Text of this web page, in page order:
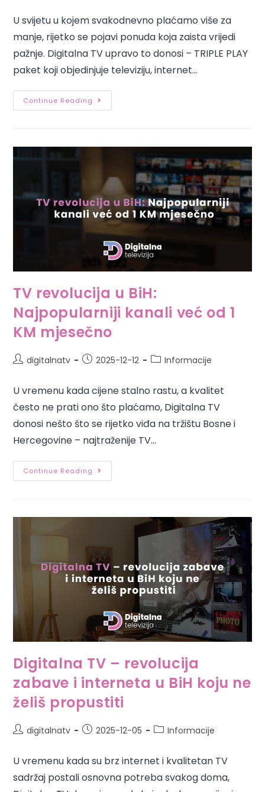
U svijetu u kojem svakodnevno plaćamo više za
manje, rijetko se pojavi ponuda koja zaista vrijedi
pažnje. Digitalna TV upravo to donosi – TRIPLE PLAY
paket koji objedinjuje televiziju, internet…
Continue Reading
TV revolucija u BiH:
Najpopularniji kanali već od 1
KM mjesečno
digitalnatv 2025-12-12 Informacije
U vremenu kada cijene stalno rastu, a kvalitet
često ne prati ono što plaćamo, Digitalna TV
donosi nešto što se rijetko viđa na tržištu Bosne i
Hercegovine – najtraženije TV…
Continue Reading
Digitalna TV – revolucija
zabave i interneta u BiH koju ne
želiš propustiti
digitalnatv 2025-12-05 Informacije
U vremenu kada su brz internet i kvalitetan TV
sadržaj postali osnovna potreba svakog doma,